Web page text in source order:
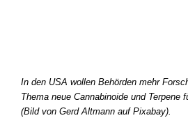
In den USA wollen Behörden mehr
Thema neue Cannabinoide und Terpene
(Bild von Gerd Altmann auf Pixabay).